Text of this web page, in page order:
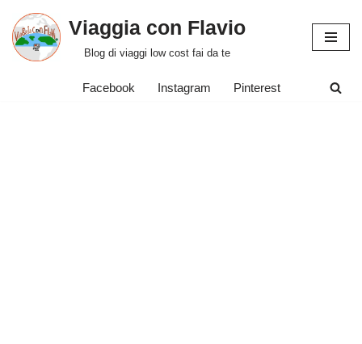
Vai
Viaggia con Flavio
Blog di viaggi low cost fai da te
Facebook Instagram Pinterest